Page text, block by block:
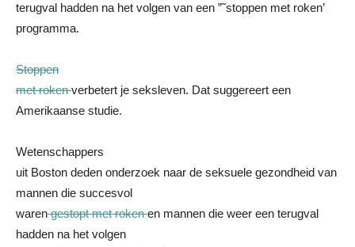
terugval hadden na het volgen van een ”˜stoppen met roken’
programma.
Stoppen
met rokenverbetert je seksleven. Dat suggereert een
Amerikaanse studie.
Wetenschappers
uit Boston deden onderzoek naar de seksuele gezondheid van
mannen die succesvol
warengestopt met rokenen mannen die weer een terugval
hadden na het volgen